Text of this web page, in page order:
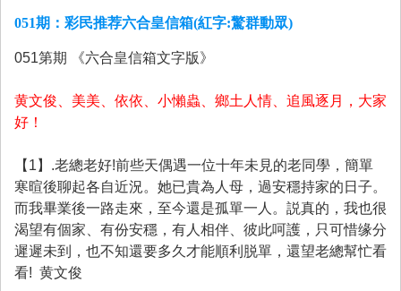
051期：彩民推荐六合皇信箱(紅字:驚群動眾)
051第期 《六合皇信箱文字版》
黄文俊、美美、依依、小懶蟲、鄉土人情、追風逐月，大家
好！
【1】.老總老好!前些天偶遇一位十年未見的老同學，簡單
寒暄後聊起各自近況。她已貴為人母，過安穩持家的日子。
而我畢業後一路走來，至今還是孤單一人。説真的，我也很
渴望有個家、有份安穩，有人相伴、彼此呵護，只可惜缘分
遲遲未到，也不知還要多久才能順利脱單，還望老總幫忙看
看! 黄文俊